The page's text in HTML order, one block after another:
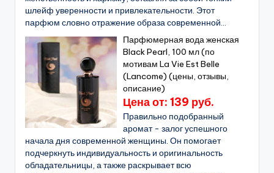
шлейф уверенности и привлекательности. Этот
парфюм словно отражение образа современной...
Парфюмерная вода женская
Black Pearl, 100 мл (по
мотивам La Vie Est Belle
(Lancome) (цены, отзывы,
описание)
Цена от: 139 руб.
Правильно подобранный
аромат - залог успешного
начала дня современной женщины. Он помогает
подчеркнуть индивидуальность и оригинальность
обладательницы, а также раскрывает всю